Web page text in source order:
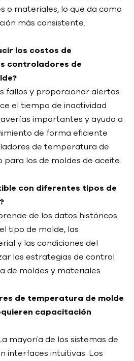
o materiales, lo que da como
más consistente.
los costos de
controladores de
fallos y proporcionar alertas
el tiempo de inactividad
importantes y ayuda a
de forma eficiente
de temperatura de
para los de moldes de aceite.
con diferentes tipos de
de los datos históricos
tipo de molde, las
y las condiciones del
las estrategias de control
de moldes y materiales.
de temperatura de molde
capacitación
mayoría de los sistemas de
interfaces intuitivas. Los